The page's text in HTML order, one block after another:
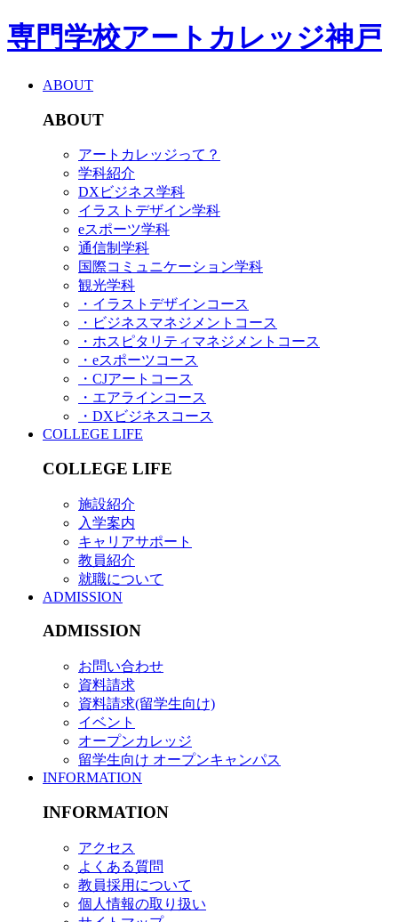
専門学校アートカレッジ神戸
ABOUT
ABOUT
アートカレッジって？
学科紹介
DXビジネス学科
イラストデザイン学科
eスポーツ学科
通信制学科
国際コミュニケーション学科
観光学科
・イラストデザインコース
・ビジネスマネジメントコース
・ホスピタリティマネジメントコース
・eスポーツコース
・CJアートコース
・エアラインコース
・DXビジネスコース
COLLEGE LIFE
COLLEGE LIFE
施設紹介
入学案内
キャリアサポート
教員紹介
就職について
ADMISSION
ADMISSION
お問い合わせ
資料請求
資料請求(留学生向け)
イベント
オープンカレッジ
留学生向け オープンキャンパス
INFORMATION
INFORMATION
アクセス
よくある質問
教員採用について
個人情報の取り扱い